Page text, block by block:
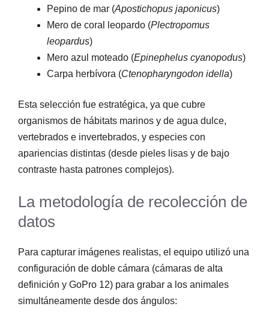
Pepino de mar (Apostichopus japonicus)
Mero de coral leopardo (Plectropomus
leopardus)
Mero azul moteado (Epinephelus cyanopodus)
Carpa herbívora (Ctenopharyngodon idella)
Esta selección fue estratégica, ya que cubre
organismos de hábitats marinos y de agua dulce,
vertebrados e invertebrados, y especies con
apariencias distintas (desde pieles lisas y de bajo
contraste hasta patrones complejos).
La metodología de recolección de
datos
Para capturar imágenes realistas, el equipo utilizó una
configuración de doble cámara (cámaras de alta
definición y GoPro 12) para grabar a los animales
simultáneamente desde dos ángulos: